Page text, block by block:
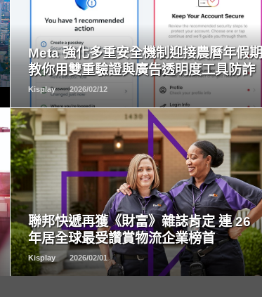
Meta 強化多重安全機制迎接農曆年假期
教你用雙重驗證與廣告透明度工具防詐
Kisplay 2026/02/12
聯邦快遞再獲《財富》雜誌肯定 連 26
年居全球最受讚賞物流企業榜首
Kisplay 2026/02/01
READ
MORE